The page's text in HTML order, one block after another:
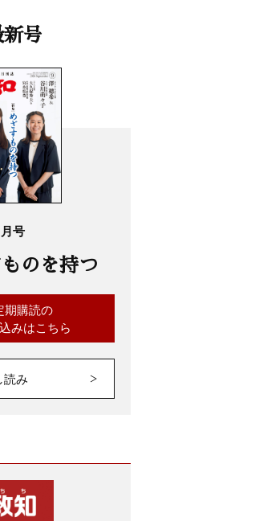
号
号
のを持つ
期購読の
みはこちら
読み